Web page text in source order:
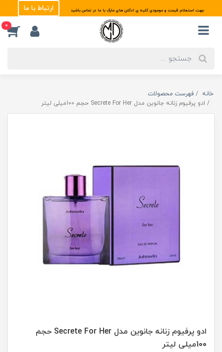
جهت استعلام قیمت و موجودی کلیه ی ادکلن های مارک با ما در تماس باشید ارتباط با ما
0
خانه
فهرست محصولات
ادو پرفیوم زنانه جانوین مدل Secrete For Her حجم 100میلی لیتر
ادو پرفیوم زنانه جانوین مدل Secrete For Her حجم
100میلی لیتر